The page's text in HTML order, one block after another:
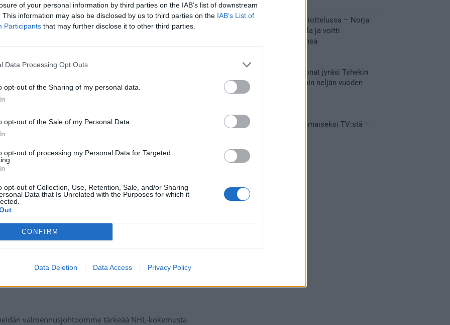
of your personal information by third parties on the IAB’s list of downstream
This information may also be disclosed by us to third parties on the IAB’s List of
Participants that may further disclose it to other third parties.
Data Processing Opt Outs
opt-out of the Sharing of my personal data.
opt-out of the Sale of my Personal Data.
opt-out of processing my Personal Data for Targeted
opt-out of Collection, Use, Retention, Sale, and/or Sharing
Data that Is Unrelated with the Purposes for which it
CONFIRM
Data Deletion Data Access Privacy Policy
kun Chicagon virkaa tekevä päävalmentaja
Tre Kronor saa 9. toukokuuta alkaviin
liitto näet kertoi, että NHL-seura Chicago
Sörensen liittyy Sam Hallamin johtamaan
päävalmentajaksi joulukuun viides päivä, kun seura
viime vuosien aikana Chicagon AHL-
valmennusjohtoomme tärkeää NHL-kokemusta.
Huikeaa draamaa pronssiottelussa – Norja
kaatoi Kanadan jatkoajalla ja voitti
ensimmäisen MM-mitalinsa
Vakuuttava esitys – Leijonat jyräsi Tshekin
nurin ja eteni mitalipeleihin neljän vuoden
tauon jälkeen
Suomi – Tshekki näkyy ilmaiseksi TV:stä –